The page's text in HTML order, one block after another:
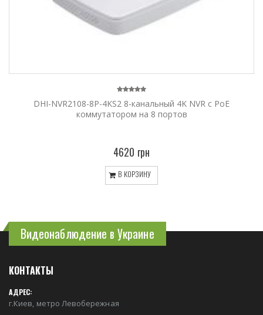
DHI-NVR2108-8P-4KS2 8-канальный 4K NVR c PoE
коммутатором на 8 портов
4620 грн
В КОРЗИНУ
Видеонаблюдение в Украине
КОНТАКТЫ
АДРЕС:
г.Киев, метро Левобережная